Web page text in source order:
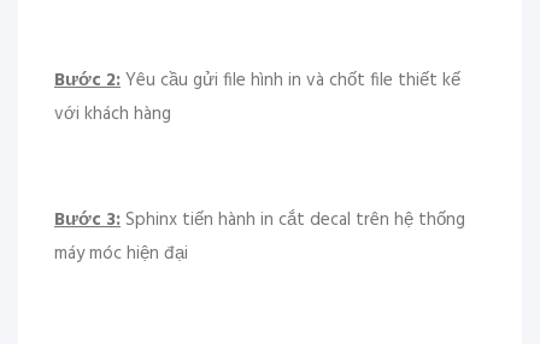
Bước 2:Yêu cầu gửi file hình in và chốt file thiết kế
với khách hàng
Bước 3:Sphinx tiến hành in cắt decal trên hệ thống
máy móc hiện đại